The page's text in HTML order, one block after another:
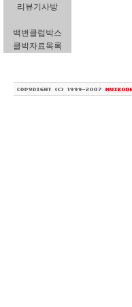
리뷰기사방
백변클럽박스
클박자료목록